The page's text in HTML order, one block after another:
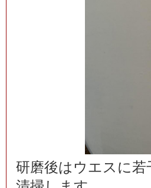
研磨後はウエスに